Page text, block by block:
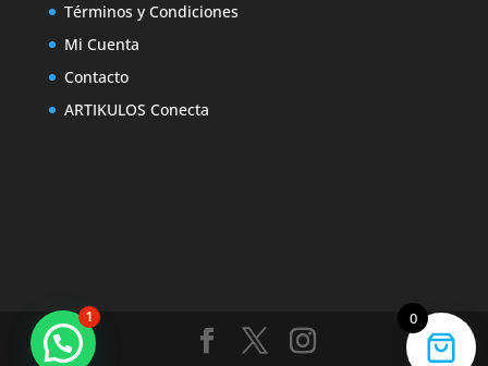
Términos y Condiciones
Mi Cuenta
Contacto
ARTIKULOS Conecta
0
Marcas que marcan la diferencia
1